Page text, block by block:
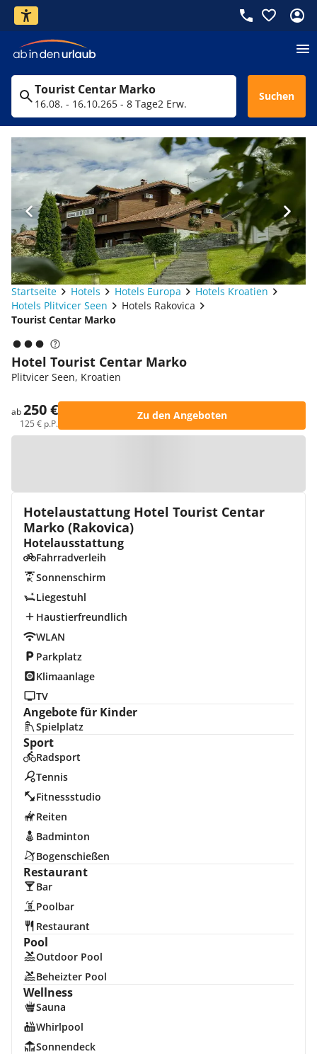
Tourist Centar Marko
16.08. - 16.10.265 - 8 Tage2 Erw.
Suchen
Startseite Hotels Hotels Europa
Hotels Kroatien
Hotels Plitvicer Seen
Hotels Rakovica
Tourist Centar Marko
Hotel Tourist Centar Marko
Plitvicer Seen, Kroatien
ab250 €
125 € p.P.
Zu den Angeboten
Hotelaustattung Hotel Tourist Centar
Marko (Rakovica)
Hotelausstattung
Fahrradverleih
Sonnenschirm
Liegestuhl
Haustierfreundlich
WLAN
Parkplatz
Klimaanlage
TV
Angebote für Kinder
Spielplatz
Sport
Radsport
Tennis
Fitnessstudio
Reiten
Badminton
Bogenschießen
Restaurant
Bar
Poolbar
Restaurant
Pool
Outdoor Pool
Beheizter Pool
Wellness
Sauna
Whirlpool
Sonnendeck